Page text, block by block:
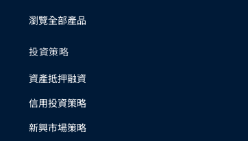
瀏覽全部產品
投資策略
資產抵押融資
信用投資策略
新興市場策略